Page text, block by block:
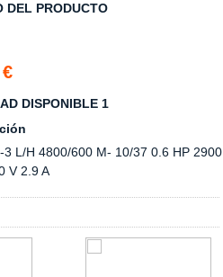
DEL PRODUCTO
DISPONIBLE 1
3 L/H 4800/600 M- 10/37 0.6 HP 2900
V 2.9 A